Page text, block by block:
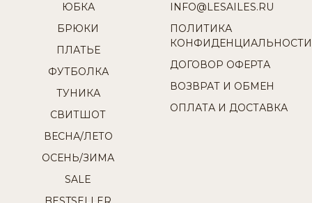
ЮБКА
БРЮКИ
ПЛАТЬЕ
ФУТБОЛКА
ТУНИКА
СВИТШОТ
ВЕСНА/ЛЕТО
ОСЕНЬ/ЗИМА
SALE
INFO@LESAILES.RU
ПОЛИТИКА
КОНФИДЕНЦИАЛЬНОСТИ
ДОГОВОР ОФЕРТА
ВОЗВРАТ И ОБМЕН
ОПЛАТА И ДОСТАВКА